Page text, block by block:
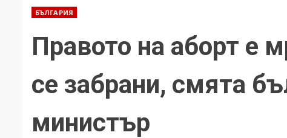
БЪЛГАРИЯ
Правото на аборт е
се забрани, смята
министър